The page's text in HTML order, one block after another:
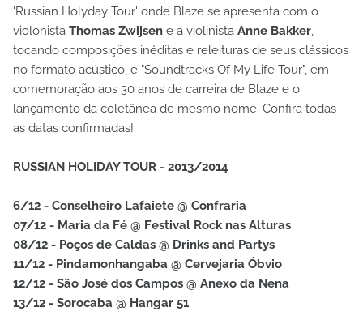
'Russian Holyday Tour' onde Blaze se apresenta com o
violonista Thomas Zwijsen e a violinista Anne Bakker,
tocando composições inéditas e releituras de seus clássicos
no formato acústico, e "Soundtracks Of My Life Tour", em
comemoração aos 30 anos de carreira de Blaze e o
lançamento da coletânea de mesmo nome. Confira todas
as datas confirmadas!
RUSSIAN HOLIDAY TOUR - 2013/2014
6/12 - Conselheiro Lafaiete @ Confraria
07/12 - Maria da Fé @ Festival Rock nas Alturas
08/12 - Poços de Caldas @ Drinks and Partys
11/12 - Pindamonhangaba @ Cervejaria Óbvio
12/12 - São José dos Campos @ Anexo da Nena
13/12 - Sorocaba @ Hangar 51